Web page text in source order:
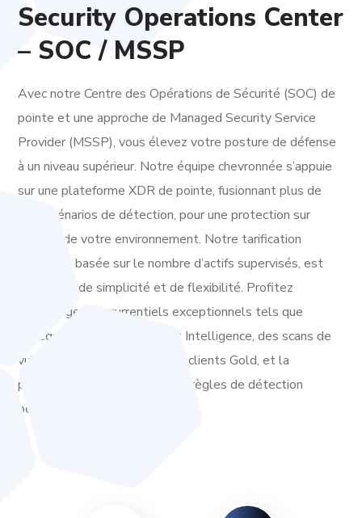
Security Operations Center
– SOC / MSSP
Avec notre Centre des Opérations de Sécurité (SOC) de
pointe et une approche de Managed Security Service
Provider (MSSP), vous élevez votre posture de défense
à un niveau supérieur. Notre équipe chevronnée s’appuie
sur une plateforme XDR de pointe, fusionnant plus de
700 scénarios de détection, pour une protection sur
mesure de votre environnement. Notre tarification
novatrice, basée sur le nombre d’actifs supervisés, est
synonyme de simplicité et de flexibilité. Profitez
d’avantages concurrentiels exceptionnels tels que
l’intégration de Cyber Threat Intelligence, des scans de
vulnérabilité gratuits pour les clients Gold, et la
possibilité de développer des règles de détection
personnalisées à faible coût.